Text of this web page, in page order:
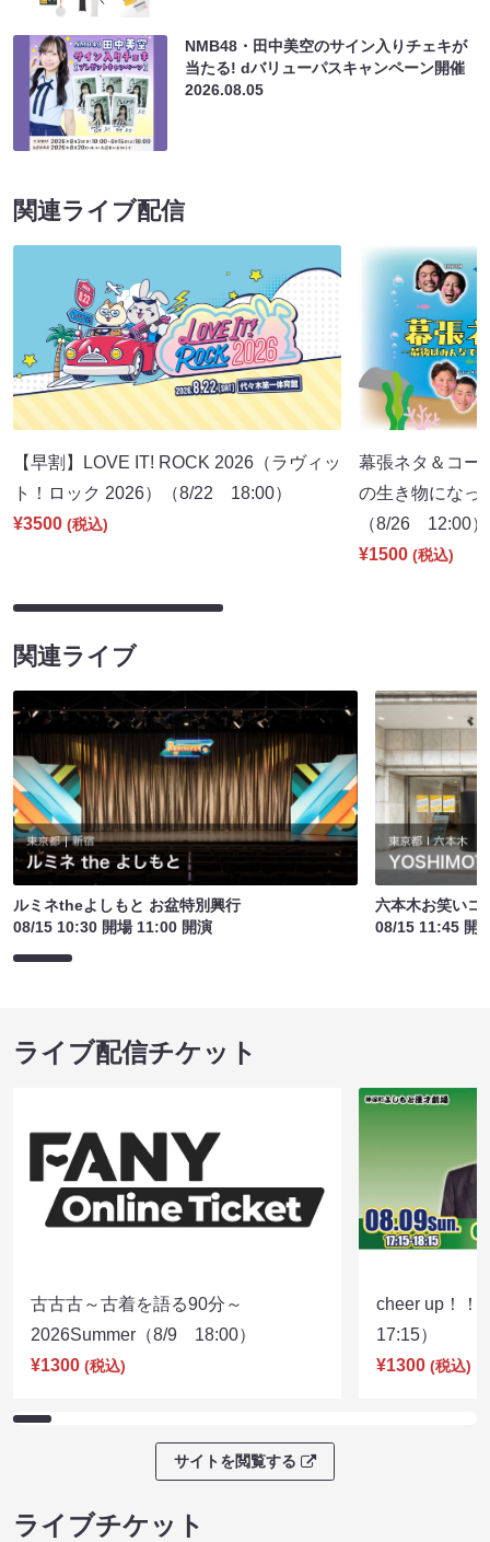
NMB48・田中美空のサイン入りチェキが
当たる! dバリューパスキャンペーン開催
2026.08.05
関連ライブ配信
【早割】LOVE IT! ROCK 2026（ラヴィッ
ト！ロック 2026）（8/22 18:00）
¥3500 (税込)
幕張ネタ＆コー
の生き物になっ
（8/26 12:00）
¥1500 (税込)
関連ライブ
ルミネtheよしもと お盆特別興行
08/15 10:30 開場 11:00 開演
六本木お笑いコ
08/15 11:45 開
ライブ配信チケット
古古古～古着を語る90分～
2026Summer（8/9 18:00）
¥1300 (税込)
cheer up！
17:15）
¥1300 (税込)
サイトを閲覧する
ライブチケット